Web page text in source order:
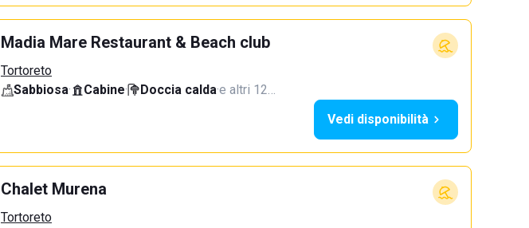
Madia Mare Restaurant & Beach club
Tortoreto
Sabbiosa· Cabine· Doccia calda·e altri 12…
Vedi disponibilità
Chalet Murena
Tortoreto